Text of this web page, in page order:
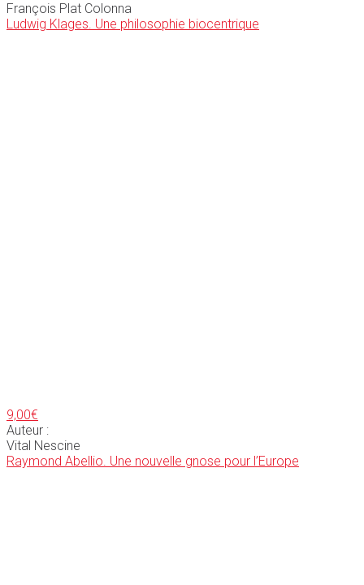
François Plat Colonna
Ludwig Klages. Une philosophie biocentrique
9,00€
Auteur :
Vital Nescine
Raymond Abellio. Une nouvelle gnose pour l’Europe